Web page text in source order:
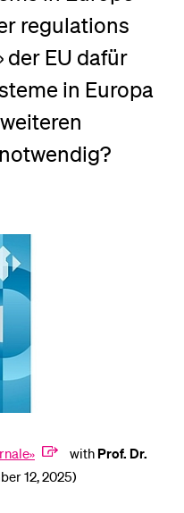
regulations
der EU dafür
in Europa
with Prof. Dr.
12, 2025)